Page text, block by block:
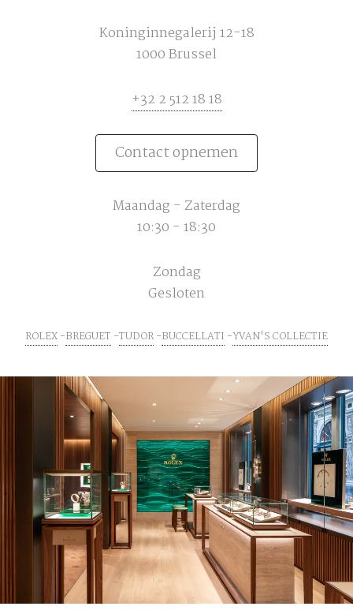
Koninginnegalerij 12-18
1000 Brussel
+32 2 512 18 18
Contact opnemen
Maandag - Zaterdag
10:30 - 18:30
Zondag
Gesloten
ROLEX BREGUET TUDOR BUCCELLATI YVAN'S COLLECTIE